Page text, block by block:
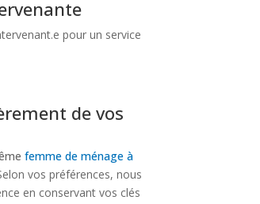
pour un service
de vos
femme de ménage à
vos préférences, nous
en conservant vos clés